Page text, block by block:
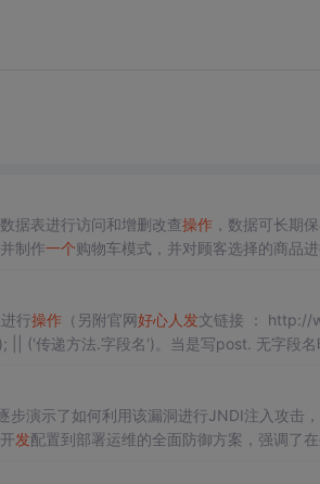
据表进行访问和增删改查操作，数据可长期
制作一个购物车模式，并对顾客选择的商品进
行操作（另附官网好心人 发文链接 ： http://
('传递方法.字段名')。当是写post. 无字段名
步演示了如何利用该漏洞进行JNDI注入攻击
发配置到部署运维的全面防御方案，强调了在